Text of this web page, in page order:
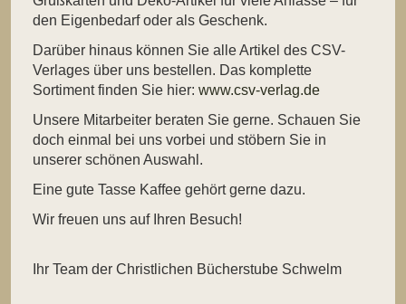
den Eigenbedarf oder als Geschenk.
Darüber hinaus können Sie alle Artikel des CSV-
Verlages über uns bestellen. Das komplette
Sortiment finden Sie hier: www.csv-verlag.de
Unsere Mitarbeiter beraten Sie gerne. Schauen Sie
doch einmal bei uns vorbei und stöbern Sie in
unserer schönen Auswahl.
Eine gute Tasse Kaffee gehört gerne dazu.
Wir freuen uns auf Ihren Besuch!
Ihr Team der Christlichen Bücherstube Schwelm